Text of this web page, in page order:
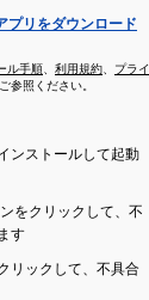
プリをダウンロード
ル手順 利用規約
プライ
参照ください。
ンストールして起動
をクリックして、不
す
リックして、不具合